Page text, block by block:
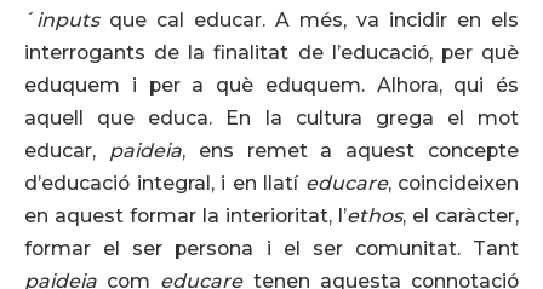
´inputs que cal educar. A més, va incidir en els
interrogants de la finalitat de l’educació, per què
eduquem i per a què eduquem. Alhora, qui és
aquell que educa. En la cultura grega el mot
educar, paideia, ens remet a aquest concepte
d’educació integral, i en llatí educare, coincideixen
en aquest formar la interioritat, l’ethos, el caràcter,
formar el ser persona i el ser comunitat. Tant
paideia com educare tenen aquesta connotació